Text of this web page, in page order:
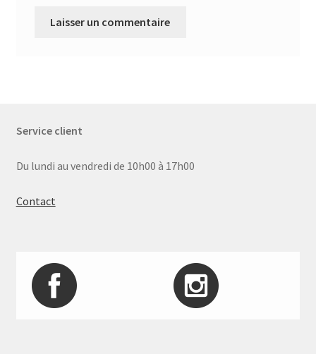
Service client
Du lundi au vendredi de 10h00 à 17h00
Contact